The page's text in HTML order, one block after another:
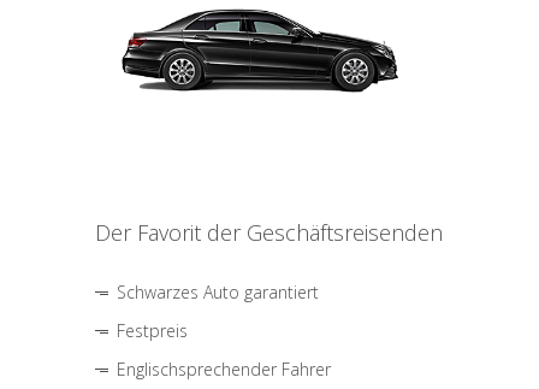
Der Favorit der Geschäftsreisenden
Schwarzes Auto garantiert
Festpreis
Englischsprechender Fahrer